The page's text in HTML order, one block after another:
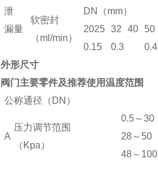
泄
漏量
软密封
（ml/min）
DN（mm）
2025 32 40 50
0.15
0.3
外形尺寸
阀门主要零件及推荐使用温度范围
公称通径（DN）
A
压力调节范围
（Kpa）
0.5～30
28～50
48～100